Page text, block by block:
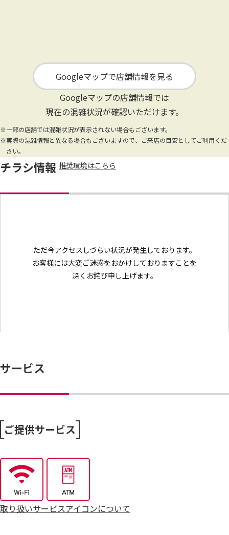
Googleマップで店舗情報を見る
Googleマップの店舗情報では
現在の混雑状況が確認いただけます。
※一部の店舗では混雑状況が表示されない場合もございます。
※実際の混雑情報と異なる場合もございますので、ご来店の目安としてご利用くだ
さい。
チラシ情報 推奨環境はこちら
ただ今アクセスしづらい状況が発生しております。
お客様には大変ご迷惑をおかけしておりますことを
深くお詫び申し上げます。
サービス
ご提供サービス
取り扱いサービスアイコンについて